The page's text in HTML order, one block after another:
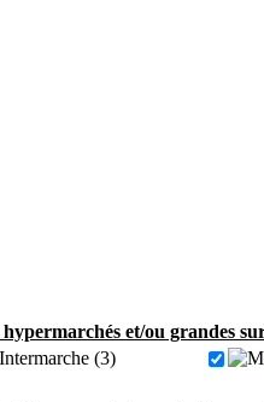
et/ou grandes
Intermarche (3)